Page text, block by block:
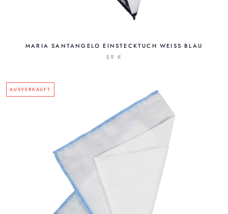
MARIA SANTANGELO EINSTECKTUCH WEISS BLAU
59 €
AUSVERKAUFT